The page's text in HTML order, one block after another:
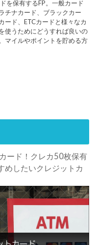
を保有するFP。一般カード
チナカード、ブラックカー
ード、ETCカードと様々なカ
使うためにどうすれば良いの
マイルやポイントを貯める方
ード！クレカ50枚保有
めしたいクレジットカ